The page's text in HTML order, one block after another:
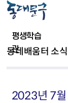
평생학습
관
동네배움터 소식
2023년 7월